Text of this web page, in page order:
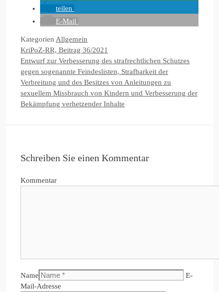
teilen
E-Mail
Kategorien Allgemein
KriPoZ-RR, Beitrag 36/2021
Entwurf zur Verbesserung des strafrechtlichen Schutzes
gegen sogenannte Feindeslisten, Strafbarkeit der
Verbreitung und des Besitzes von Anleitungen zu
sexuellem Missbrauch von Kindern und Verbesserung der
Bekämpfung verhetzender Inhalte
Schreiben Sie einen Kommentar
Kommentar
Name
E-
Mail-Adresse